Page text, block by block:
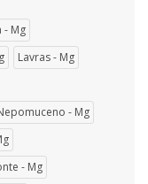
- Mg
Lavras - Mg
- Mg
- Mg